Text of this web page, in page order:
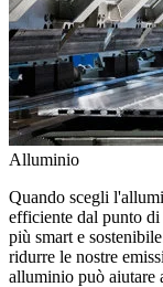
Alluminio
Quando scegli
efficiente dal punto
più smart e
ridurre le nostre
alluminio può aiutare